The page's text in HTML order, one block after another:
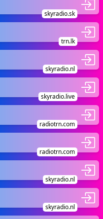
skyradio.sk
trn.lk
skyradio.nl
skyradio.live
radiotrn.com
radiotrn.com
skyradio.nl
skyradio.nl